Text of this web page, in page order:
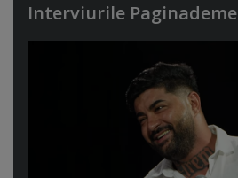
Interviurile